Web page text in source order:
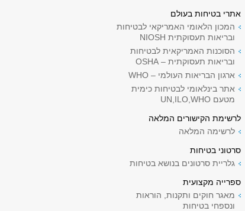
אתרי בטיחות בעולם
המכון הלאומי האמריקאי לבטיחות
ובריאות תעסוקתית NIOSH
הסוכנות האמריקאית לבטיחות
ובריאות תעסוקתית – OSHA
ארגון הבריאות העולמי – WHO
אתר בינלאומי לבטיחות כימית
מטעם UN,ILO,WHO
לרשימת הקישורים המלאה
לרשימה המלאה
סרטוני בטיחות
גלריית סרטונים בנושא בטיחות
ספרייה מקצועית
מאגר חוקים ותקנות, הוראות
ונספחי בטיחות